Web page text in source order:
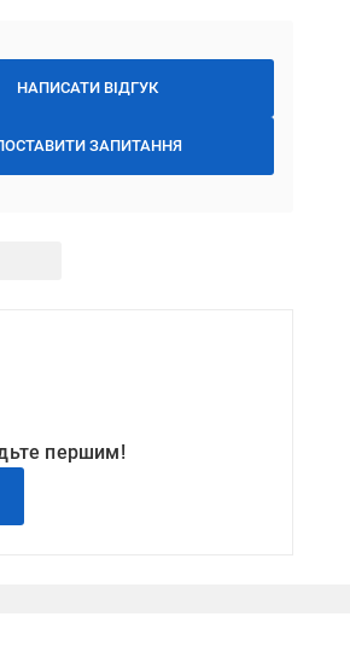
НАПИСАТИ ВІДГУК
ЗАПИТАННЯ
першим!